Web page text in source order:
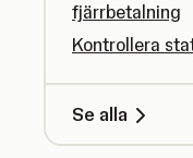
fjärrbetalning
Kontrollera
Se alla